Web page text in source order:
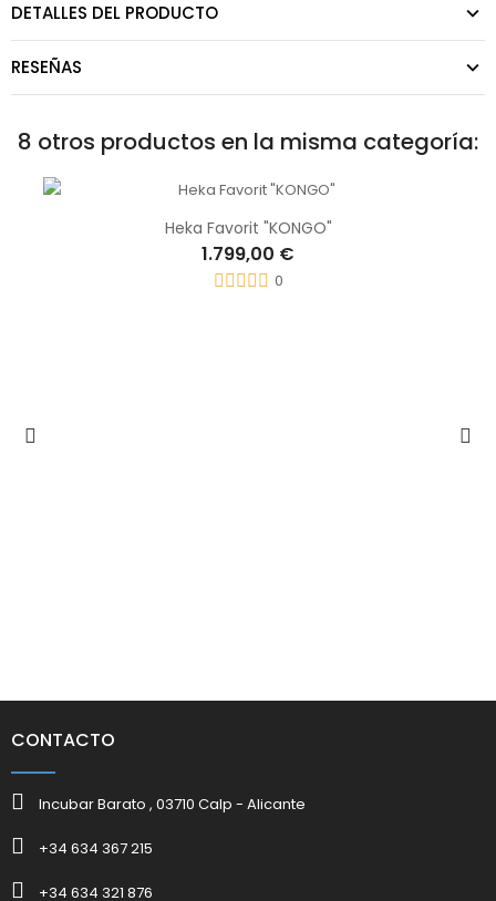
DETALLES DEL PRODUCTO
RESEÑAS
8 otros productos en la misma categoría:
Heka Favorit "KONGO"
1.799,00 €
0
CONTACTO
Incubar Barato , 03710 Calp - Alicante
+34 634 367 215
+34 634 321 876